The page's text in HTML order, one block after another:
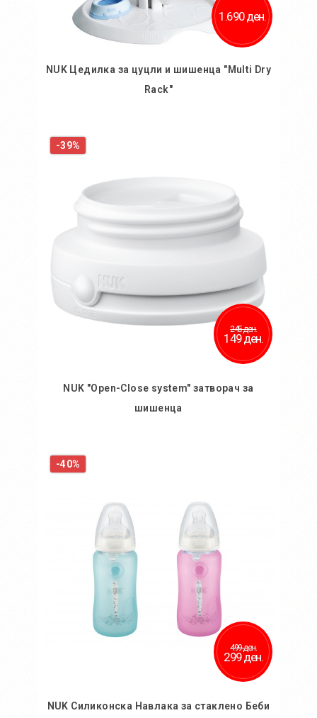
1.690 ден.
NUK Цедилка за цуцли и шишенца "Multi Dry
Rack"
-39%
245 ден.
149 ден.
NUK "Open-Close system" затворач за
шишенца
-40%
499 ден.
299 ден.
NUK Силиконска Навлака за стаклено Беби